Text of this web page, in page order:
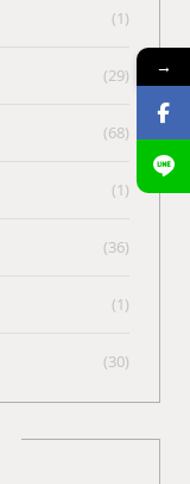
(1)
(29)
(68)
(1)
(36)
(1)
(30)
→